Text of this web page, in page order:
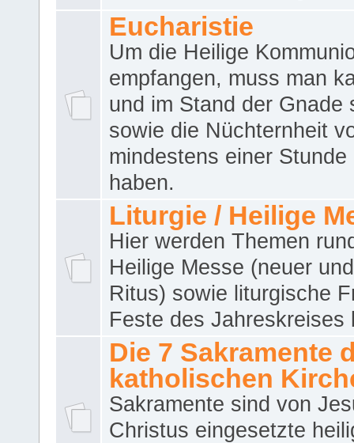
Eucharistie
Um die Heilige
empfangen, muss man
und im Stand der Gnade
sowie die Nüchternheit
mindestens einer Stunde
haben.
Liturgie / Heilige
Hier werden Themen
Heilige Messe (neuer
Ritus) sowie liturgische
Feste des Jahreskreises
Die 7 Sakramente
katholischen
Sakramente sind von
Christus eingesetzte